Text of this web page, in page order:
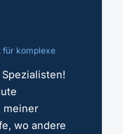
für komplexe
meiner
wo andere